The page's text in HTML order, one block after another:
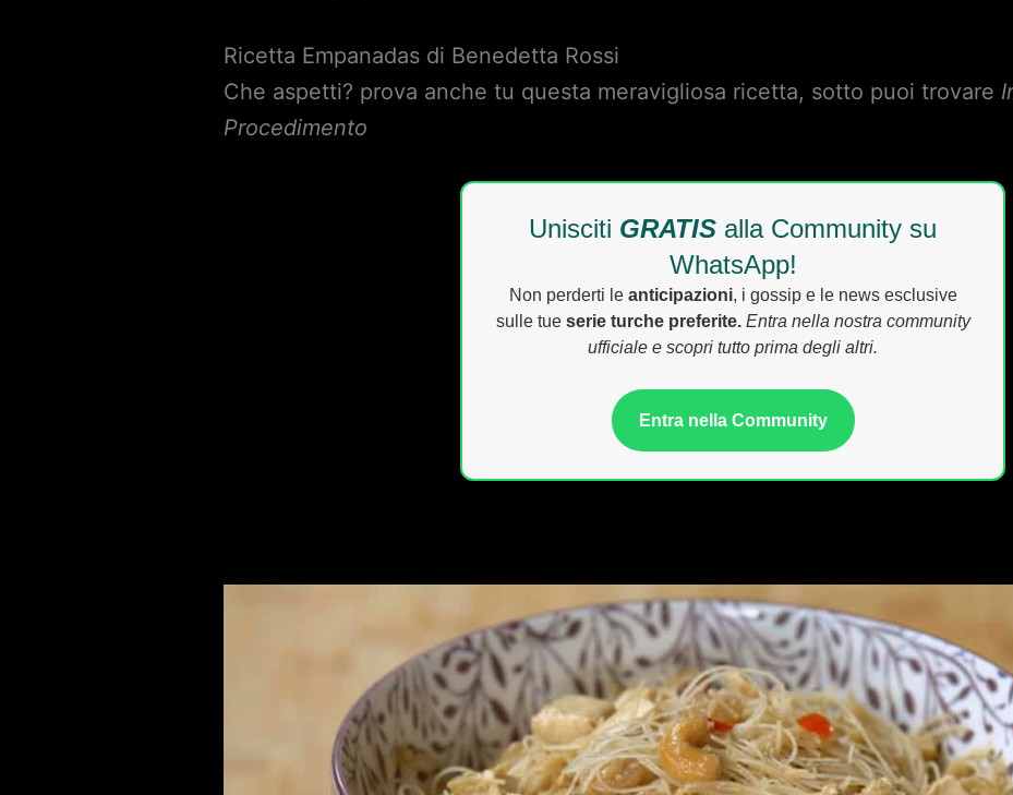
Ricetta Empanadas di Benedetta Rossi
Che aspetti? prova anche tu questa meravigliosa ricetta, sotto puoi trovare
Procedimento
Unisciti GRATIS alla Community su
WhatsApp!
Non perderti le anticipazioni, i gossip e le news esclusive
sulle tue serie turche preferite. Entra nella nostra community
ufficiale e scopri tutto prima degli altri.
Entra nella Community